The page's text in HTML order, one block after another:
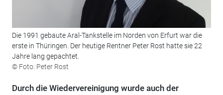
Die 1991 gebaute Aral-Tankstelle im Norden von Erfurt war die
erste in Thüringen. Der heutige Rentner Peter Rost hatte sie 22
Jahre lang gepachtet.
© Foto: Peter Rost
Durch die Wiedervereinigung wurde auch der